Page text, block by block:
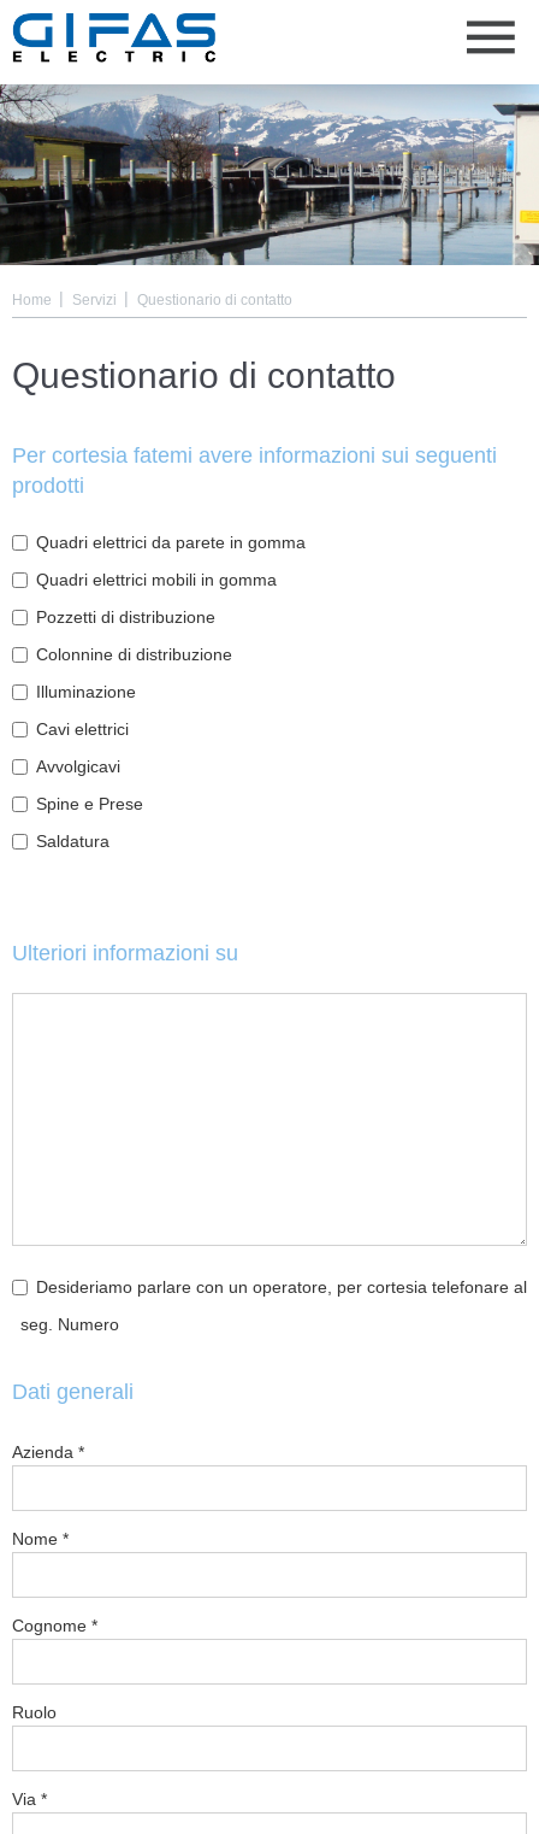
Home | Servizi | Questionario di contatto
Questionario di contatto
Per cortesia fatemi avere informazioni sui seguenti
prodotti
Quadri elettrici da parete in gomma
Quadri elettrici mobili in gomma
Pozzetti di distribuzione
Colonnine di distribuzione
Illuminazione
Cavi elettrici
Avvolgicavi
Spine e Prese
Saldatura
Ulteriori informazioni su
Desideriamo parlare con un operatore, per cortesia telefonare al
seg. Numero
Dati generali
Azienda
Nome
Cognome
Ruolo
Via